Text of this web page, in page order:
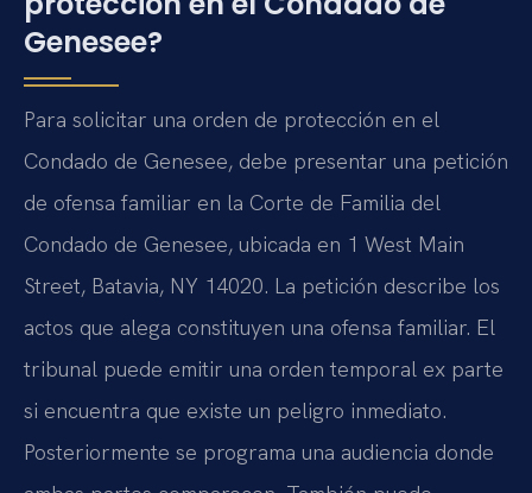
Genesee?
Para solicitar una orden de protección en el
Condado de Genesee, debe presentar una petición
de ofensa familiar en la Corte de Familia del
Condado de Genesee, ubicada en 1 West Main
Street, Batavia, NY 14020. La petición describe los
actos que alega constituyen una ofensa familiar. El
tribunal puede emitir una orden temporal ex parte
si encuentra que existe un peligro inmediato.
Posteriormente se programa una audiencia donde